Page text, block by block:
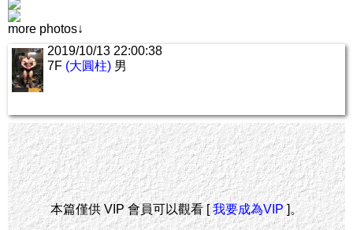
more photos↓
2019/10/13 22:00:38
7F (大圓柱) 男
本篇僅供 VIP 會員可以觀看 [我要成為VIP]。